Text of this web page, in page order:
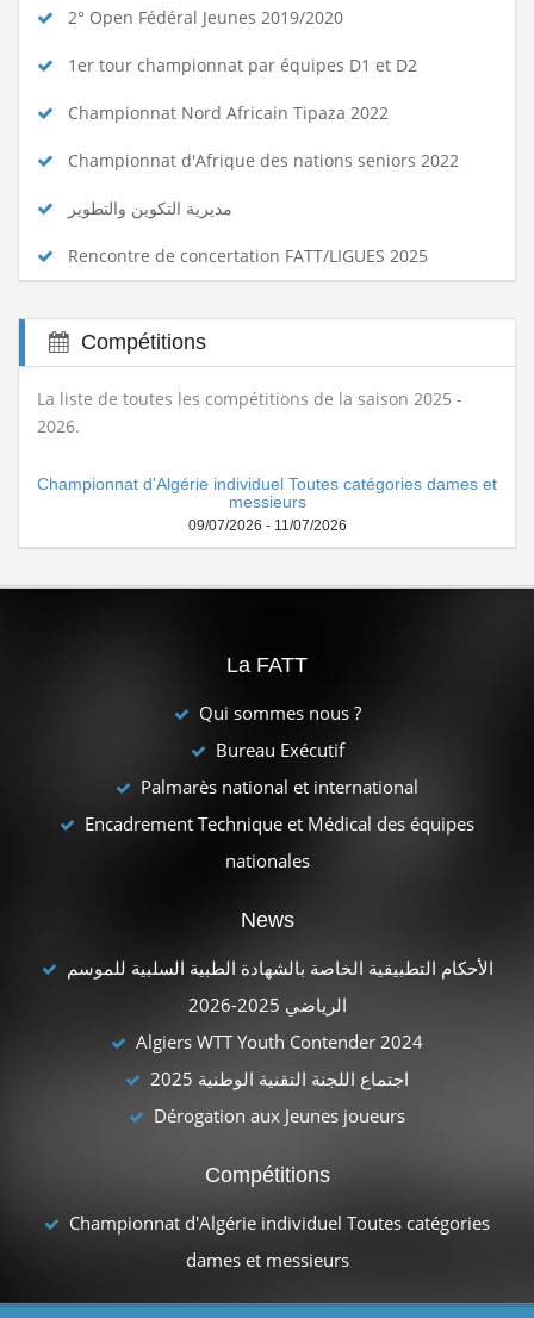
2° Open Fédéral Jeunes 2019/2020
1er tour championnat par équipes D1 et D2
Championnat Nord Africain Tipaza 2022
Championnat d'Afrique des nations seniors 2022
مديرية التكوين والتطوير
Rencontre de concertation FATT/LIGUES 2025
Compétitions
La liste de toutes les compétitions de la saison 2025 -
2026.
Championnat d'Algérie individuel Toutes catégories dames et
messieurs
09/07/2026 - 11/07/2026
La FATT
Qui sommes nous ?
Bureau Exécutif
Palmarès national et international
Encadrement Technique et Médical des équipes
nationales
News
الأحكام التطبيقية الخاصة بالشهادة الطبية السلبية للموسم
الرياضي 2025-2026
Algiers WTT Youth Contender 2024
اجتماع اللجنة التقنية الوطنية 2025
Dérogation aux Jeunes joueurs
Compétitions
Championnat d'Algérie individuel Toutes catégories
dames et messieurs